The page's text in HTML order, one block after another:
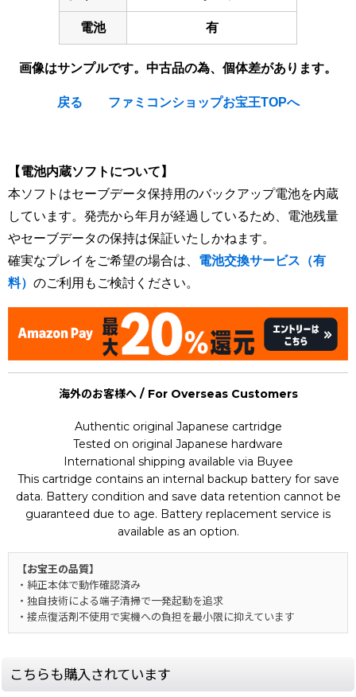
電池 有
画像はサンプルです。中古品の為、個体差があります。
戻る ファミコンショップお宝王TOPへ
【電池内蔵ソフトについて】
本ソフトはセーブデータ保持用のバックアップ電池を内蔵
しています。発売から年月が経過しているため、電池残量
やセーブデータの保持は保証いたしかねます。
確実なプレイをご希望の場合は、 電池交換サービス（有
料） のご利用もご検討ください。
海外のお客様へ / For Overseas Customers
Authentic original Japanese cartridge
Tested on original Japanese hardware
International shipping available via Buyee
This cartridge contains an internal backup battery for save
data. Battery condition and save data retention cannot be
guaranteed due to age. Battery replacement service is
available as an option.
【お宝王の品質】
・純正本体で動作確認済み
・独自技術による端子清掃で一発起動を追求
・接点復活剤不使用で実機への負担を最小限に抑えています
こちらも購入されています